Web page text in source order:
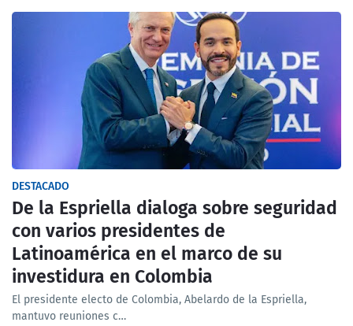
DESTACADO
De la Espriella dialoga sobre seguridad
con varios presidentes de
Latinoamérica en el marco de su
investidura en Colombia
El presidente electo de Colombia, Abelardo de la Espriella,
mantuvo reuniones c…